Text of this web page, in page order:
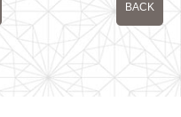
BACK